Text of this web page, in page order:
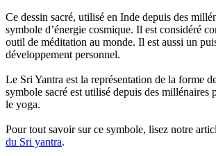
Ce dessin sacré, utilisé en Inde depuis des
symbole d’énergie cosmique. Il est considéré
outil de méditation au monde. Il est aussi un
développement personnel.
Le Sri Yantra est la représentation de la forme
symbole sacré est utilisé depuis des millénaires
le yoga.
Pour tout savoir sur ce symbole, lisez notre
du Sri yantra.